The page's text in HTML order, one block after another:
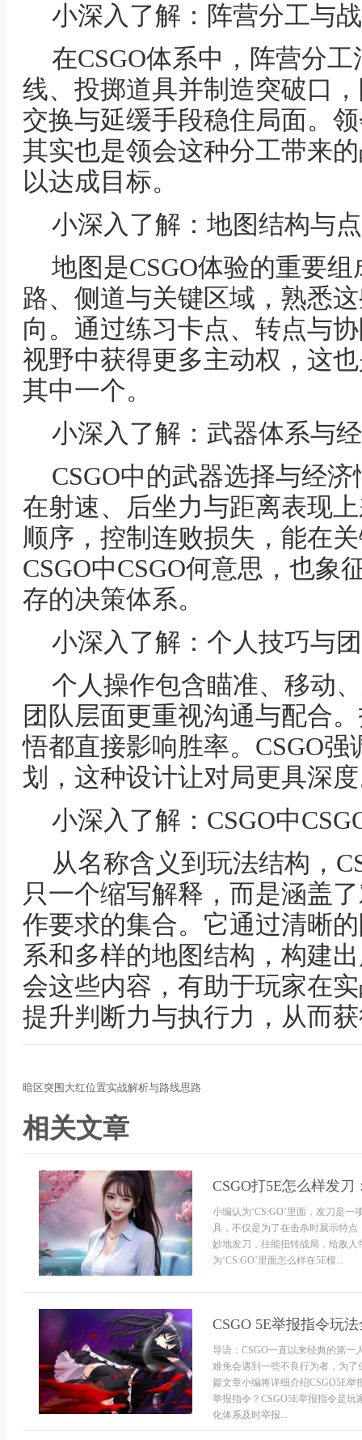
小深入了解：阵营分工与
在CSGO体系中，阵营分
线、投掷道具并制造突破口
交换与延缓手段稳住局面。
其实也是领会这种分工带来
以达成目标。
小深入了解：地图结构与
地图是CSGO体验的重要
路、侧道与关键区域，熟悉
向。通过练习卡点、转点与
视野中获得更多主动权，这
其中一个。
小深入了解：武器体系与
CSGO中的武器选择与经
在射速、后坐力与距离表现
顺序，控制连败损失，能在
CSGO中CSGO何意思，也象
存的决策体系。
小深入了解：个人技巧与
个人操作包含瞄准、移动
团队层面更重视沟通与配合
悟都直接影响胜率。CSGO
划，这种设计让对局更具深
小深入了解：CSGO中
从名称含义到玩法结构，
只一个缩写解释，而是涵盖
作要求的集合。它通过清晰
系和多样的地图结构，构建
会这些内容，有助于玩家在
提升判断力与执行力，从而
暗区突围大红位置实战解析与路线思路
相关文章
CSGO打5E怎么样发
小编认为‘CS:GO’里面，发刀是
具，不仅是为了在击杀时展示特
妙地发刀，往能扭转战局，给敌
为‘CS:GO’里面怎么样在5E模...
CSGO 5E举报指令玩
导语：CSGO一直以来经典的第一
难免会遇到一些不良行为者，为
篇文章小编将详细介绍CSGO5E
举报指令？CSGO5E举报指令是
化体系及时举报...